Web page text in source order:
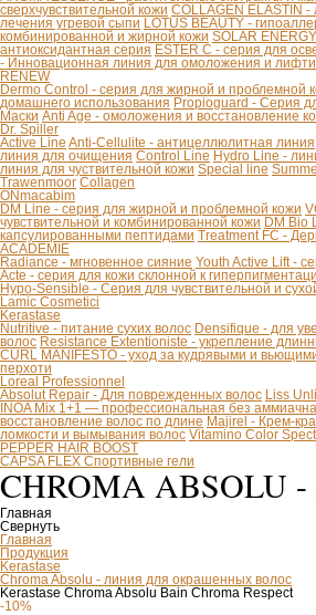
сверхчувствительной кожи COLLAGEN ELASTIN
лечения угревой сыпи LOTUS BEAUTY -
комбинированной и жирной кожи SOLAR
антиоксидантная серия ESTER C - серия для
- Инновационная линия для омоложения и
RENEW
Dermo Control - серия для жирной и проблемной
домашнего использования Propioguard - Серия
Маски Anti Age - омоложения и восстановление
Dr. Spiller
Active Line Anti-Cellulite - антицеллюлитная линия
линия для очищения Control Line Hydro Line -
линия для чуствительной кожи Special line
Trawenmoor Collagen
ONmacabim
DM Line - серия для жирной и проблемной кожи
чувствительной и комбинированной кожи DM Bio
капсулированными пептидами Treatment FC -
ACADEMIE
Radiance - мгновенное сияние Youth Active Lift -
Acte - серия для кожи склонной к
Hypo-Sensible - Серия для чувствительной и
Lamic Cosmetici
Kerastase
Nutritive - питание сухих волос Densifique - для
волос Resistance Extentioniste - укрепление
CURL MANIFESTO - уход за кудрявыми и
перхоти
Loreal Professionnel
Absolut Repair - Для поврежденных волос Liss
INOA Mix 1+1 — профессиональная без
восстановление волос по длине Majirel - Крем-
ломкости и вымывания волос Vitamino Color
PEPPER HAIR BOOST
CAPSA FLEX Спортивные гели
CHROMA
Главная
Свернуть
Главная
Продукция
Kerastase
Chroma Absolu - линия для окрашенных волос
Kerastase Chroma Absolu Bain Chroma Respect
-10%